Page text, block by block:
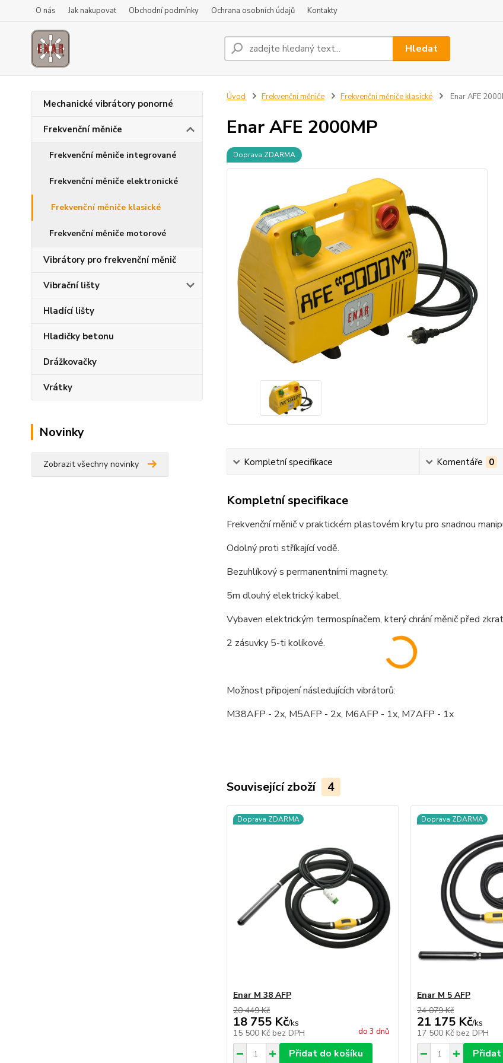
O nás Jak nakupovat Obchodní podmínky Ochrana osobních údajů Kontakty
Hledat
Mechanické vibrátory ponorné
Frekvenční měniče
Frekvenční měniče integrované
Frekvenční měniče elektronické
Frekvenční měniče klasické
Frekvenční měniče motorové
Vibrátory pro frekvenční měnič
Vibrační lišty
Hladící lišty
Hladičky betonu
Drážkovačky
Vrátky
Novinky
Zobrazit všechny novinky
Úvod Frekvenční měniče Frekvenční měniče klasické Enar AFE
Enar AFE 2000MP
Doprava ZDARMA
Kompletní specifikace Komentáře 0
Kompletní specifikace
Frekvenční měnič v praktickém plastovém krytu pro snadnou
Odolný proti stříkající vodě.
Bezuhlíkový s permanentními magnety.
5m dlouhý elektrický kabel.
Vybaven elektrickým termospínačem, který chrání měnič před
2 zásuvky 5-ti kolíkové.
Možnost připojení následujících vibrátorů:
M38AFP - 2x, M5AFP - 2x, M6AFP - 1x, M7AFP - 1x
Související zboží 4
Doprava ZDARMA
Enar M 38 AFP
20 449 Kč
18 755 Kč/ks
15 500 Kč bez DPH do 3 dnů
Přidat do košíku
Doprava ZDARMA
Enar M 5 AFP
24 079 Kč
21 175 Kč/ks
17 500 Kč bez DPH
Přidat